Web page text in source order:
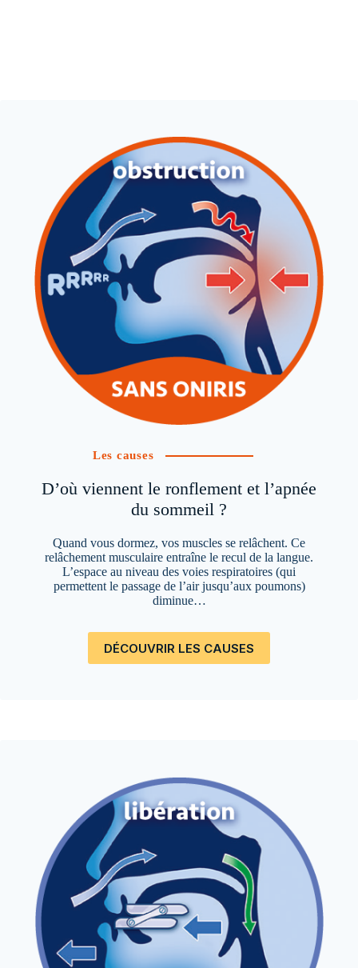
Les causes
D’où viennent le ronflement et l’apnée
du sommeil ?
Quand vous dormez, vos muscles se relâchent. Ce
relâchement musculaire entraîne le recul de la langue.
L’espace au niveau des voies respiratoires (qui
permettent le passage de l’air jusqu’aux poumons)
diminue…
DÉCOUVRIR LES CAUSES